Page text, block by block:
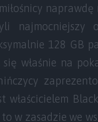
najmocniejszy
128 GB
właśnie na
w zasadzie we